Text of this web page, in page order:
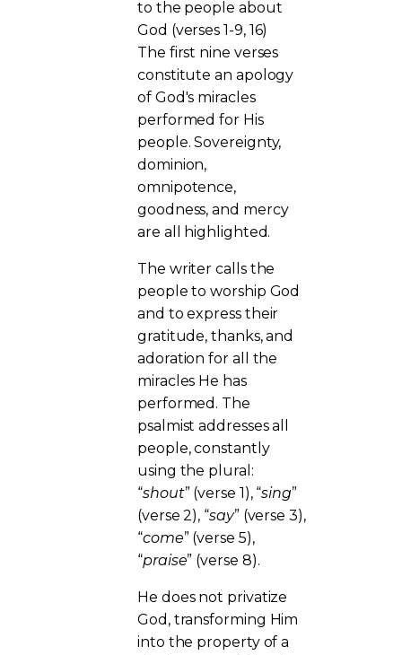
to the people about
God (verses 1-9, 16)
The first nine verses
constitute an apology
of God's miracles
performed for His
people. Sovereignty,
dominion,
omnipotence,
goodness, and mercy
are all highlighted.
The writer calls the
people to worship God
and to express their
gratitude, thanks, and
adoration for all the
miracles He has
performed. The
psalmist addresses all
people, constantly
using the plural:
“shout” (verse 1), “sing”
(verse 2), “say” (verse 3),
“come” (verse 5),
“praise” (verse 8).
He does not privatize
God, transforming Him
into the property of a